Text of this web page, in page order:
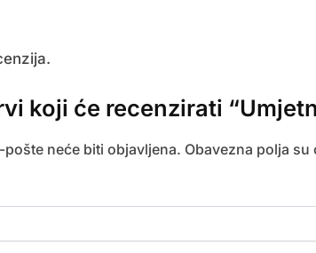
koji će recenzirati
pošte neće biti objavljena. Obavezna polja su